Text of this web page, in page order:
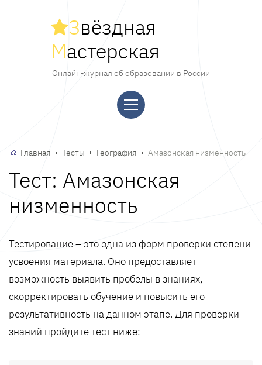
Звёздная
Мастерская
Онлайн-журнал об образовании в России
Главная Тесты География Амазонская низменность
Тест: Амазонская
низменность
Тестирование – это одна из форм проверки степени
усвоения материала. Оно предоставляет
возможность выявить пробелы в знаниях,
скорректировать обучение и повысить его
результативность на данном этапе. Для проверки
знаний пройдите тест ниже: